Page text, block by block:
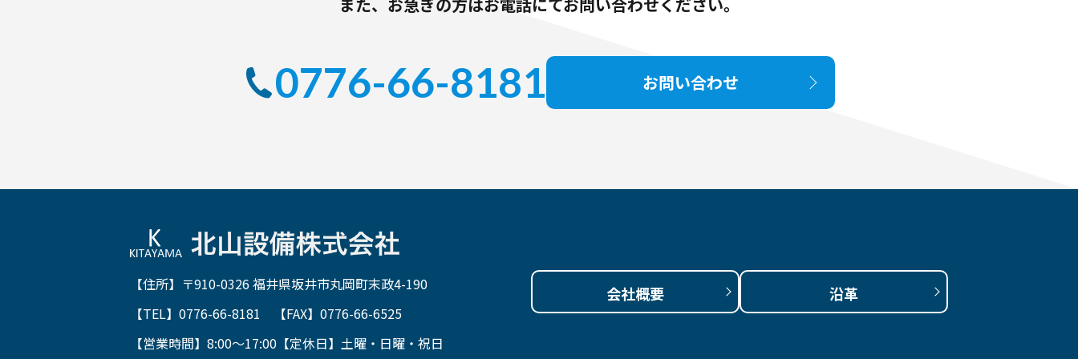
0776-66-8181 お問い合わせ
【住所】〒910-0326 福井県坂井市丸岡町末政4-190
【TEL】0776-66-8181 【FAX】0776-66-6525
【営業時間】8:00～17:00【定休日】土曜・日曜・祝日
会社概要 沿革